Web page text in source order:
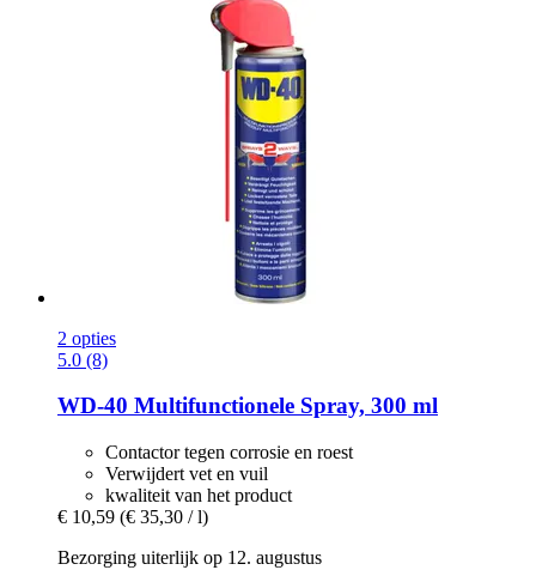
2 opties
5.0 (8)
WD-40 Multifunctionele Spray, 300 ml
Contactor tegen corrosie en roest
Verwijdert vet en vuil
kwaliteit van het product
€ 10,59 (€ 35,30 / l)
Bezorging uiterlijk op 12. augustus